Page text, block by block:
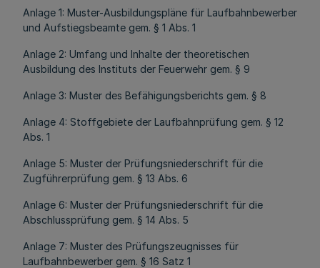
Anlage 1: Muster-Ausbildungspläne für Laufbahnbewerber
und Aufstiegsbeamte gem. § 1 Abs. 1
Anlage 2: Umfang und Inhalte der theoretischen
Ausbildung des Instituts der Feuerwehr gem. § 9
Anlage 3: Muster des Befähigungsberichts gem. § 8
Anlage 4: Stoffgebiete der Laufbahnprüfung gem. § 12
Abs. 1
Anlage 5: Muster der Prüfungsniederschrift für die
Zugführerprüfung gem. § 13 Abs. 6
Anlage 6: Muster der Prüfungsniederschrift für die
Abschlussprüfung gem. § 14 Abs. 5
Anlage 7: Muster des Prüfungszeugnisses für
Laufbahnbewerber gem. § 16 Satz 1